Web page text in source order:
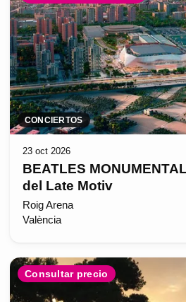
CONCIERTOS
23 oct 2026
BEATLES
del Late Motiv
Roig Arena
València
Consultar precio